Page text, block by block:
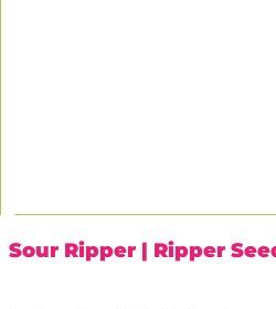
Sour Ripper | Ripper